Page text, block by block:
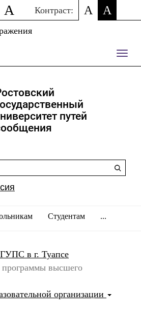
A Контраст: A A
путей
Студентам ...
в г. Туапсе
программы высшего
организации